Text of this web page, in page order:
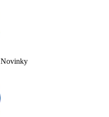
Novinky